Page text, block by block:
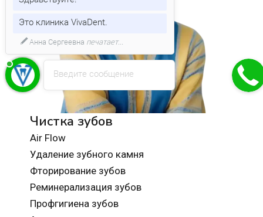
Чистка зубов
Air Flow
Удаление зубного камня
Фторирование зубов
Реминерализация зубов
Профгигиена зубов
Введите сообщение